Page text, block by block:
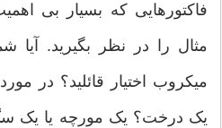
فاکتورهایی که بسیار بی
مثال را در نظر بگیرید. آیا
میکروب اختیار قائلید؟ در
یک درخت؟ یک مورچه یا یک